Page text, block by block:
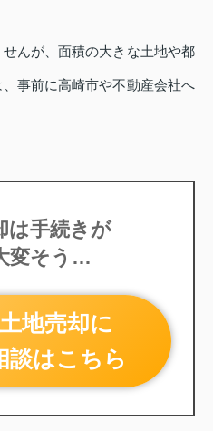
んが、面積の大きな土地や都
事前に高崎市や不動産会社へ
は手続きが
変そう…
地売却に
談はこちら